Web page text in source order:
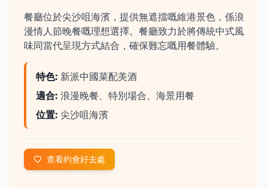
餐廳位於尖沙咀海濱，提供無遮擋嘅維港景色，係浪
漫情人節晚餐嘅理想選擇。餐廳致力於將傳統中式風
味同當代呈現方式結合，確保難忘嘅用餐體驗。
特色: 新派中國菜配美酒
適合: 浪漫晚餐、特別場合、海景用餐
位置: 尖沙咀海濱
查看約會好去處